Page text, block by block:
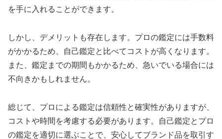
を手に入れることができます。
しかし、デメリットも存在します。プロの鑑定には手数料
がかかるため、自己鑑定と比べてコストが高くなります。
また、鑑定までの期間もかかるため、急いでいる場合には
不向きかもしれません。
総じて、プロによる鑑定は信頼性と確実性がありますが、
コストや時間を考慮する必要があります。自己鑑定とプロ
の鑑定を適切に選ぶことで、安心してブランド品を取引す